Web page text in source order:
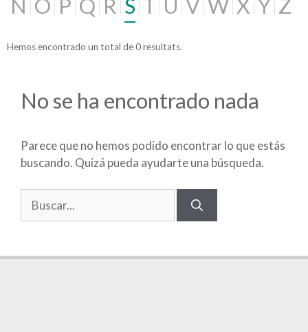
N O P Q R S T U V W X Y Z
Hemos encontrado un total de 0 resultats.
No se ha encontrado nada
Parece que no hemos podido encontrar lo que estás
buscando. Quizá pueda ayudarte una búsqueda.